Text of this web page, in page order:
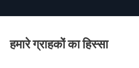
हमारे ग्राहकों का हिस्सा